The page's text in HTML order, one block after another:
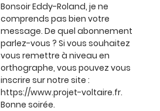
Bonsoir Eddy-Roland, je ne
comprends pas bien votre
message. De quel abonnement
parlez-vous ? Si vous souhaitez
vous remettre à niveau en
orthographe, vous pouvez vous
inscrire sur notre site :
https://www.projet-voltaire.fr.
Bonne soirée.